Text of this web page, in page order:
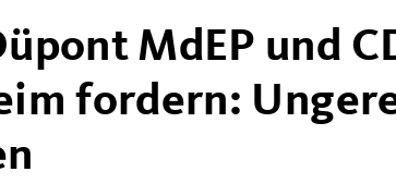
MdEP und
fordern: